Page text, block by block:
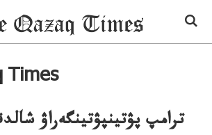
Times
ترامپ پۋتينپۋتينگەراۋ